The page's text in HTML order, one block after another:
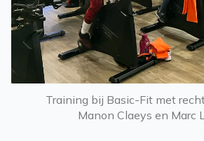
Training bij Basic-Fit met
Manon Claeys en Marc